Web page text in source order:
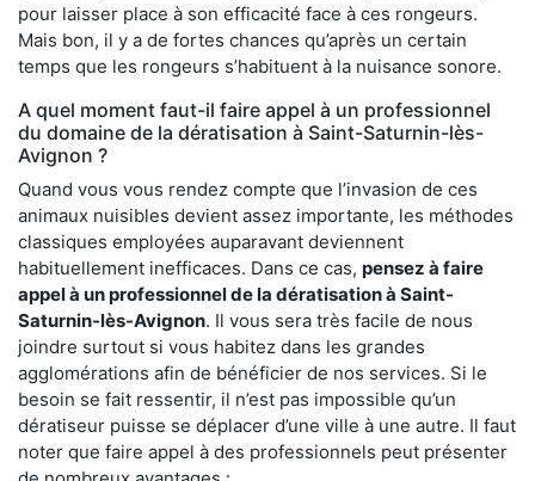
pour laisser place à son efficacité face à ces rongeurs.
Mais bon, il y a de fortes chances qu’après un certain
temps que les rongeurs s’habituent à la nuisance sonore.
A quel moment faut-il faire appel à un professionnel
du domaine de la dératisation à Saint-Saturnin-lès-
Avignon ?
Quand vous vous rendez compte que l’invasion de ces
animaux nuisibles devient assez importante, les méthodes
classiques employées auparavant deviennent
habituellement inefficaces. Dans ce cas, pensez à faire
appel à un professionnel de la dératisation à Saint-
Saturnin-lès-Avignon. Il vous sera très facile de nous
joindre surtout si vous habitez dans les grandes
agglomérations afin de bénéficier de nos services. Si le
besoin se fait ressentir, il n’est pas impossible qu’un
dératiseur puisse se déplacer d’une ville à une autre. Il faut
noter que faire appel à des professionnels peut présenter